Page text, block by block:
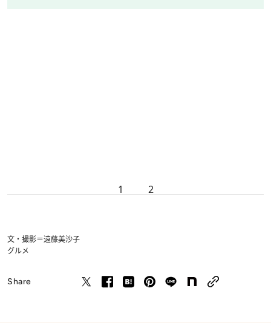
1 2
文・撮影＝遠藤美沙子
グルメ
Share